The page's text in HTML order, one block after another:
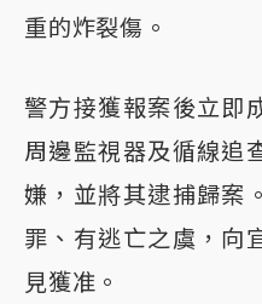
重的炸裂傷。
警方接獲報案後立即
周邊監視器及循線追
嫌，並將其逮捕歸案
罪、有逃亡之虞，向
見獲准。